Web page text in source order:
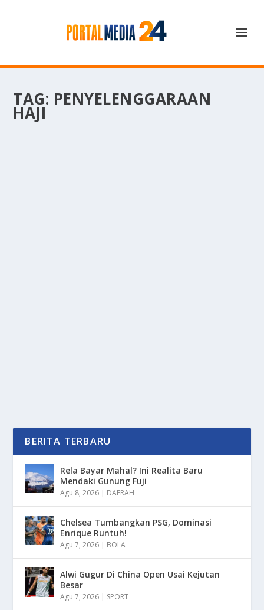
TAG: PENYELENGGARAAN
HAJI
BERITA TERBARU
Rela Bayar Mahal? Ini Realita Baru
Mendaki Gunung Fuji
Agu 8, 2026 | DAERAH
Chelsea Tumbangkan PSG, Dominasi
Enrique Runtuh!
Agu 7, 2026 | BOLA
Alwi Gugur Di China Open Usai Kejutan
Besar
Agu 7, 2026 | SPORT